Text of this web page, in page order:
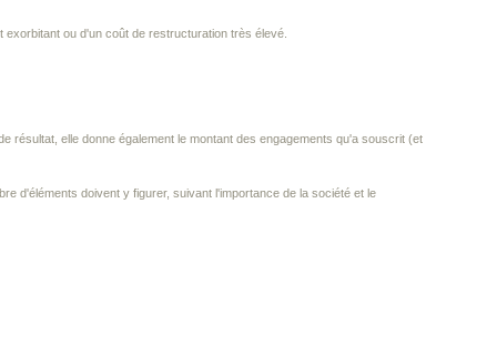
ou d'un coût de restructuration très élevé.
résultat, elle donne également le montant des engagements qu'a souscrit (et
d'éléments doivent y figurer, suivant l'importance de la société et le